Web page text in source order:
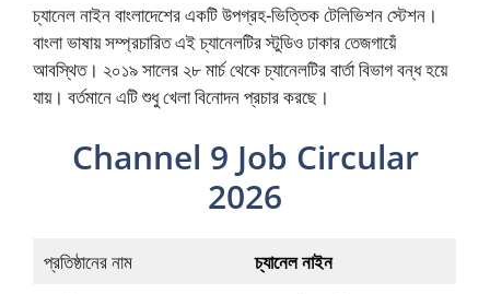
চ্যানেল নাইন বাংলাদেশের একটি উপগ্রহ-ভিত্তিক টেলিভিশন স্টেশন।
বাংলা ভাষায় সম্প্রচারিত এই চ্যানেলটির স্টুডিও ঢাকার তেজগায়েঁ
আবস্থিত। ২০১৯ সালের ২৮ মার্চ থেকে চ্যানেলটির বার্তা বিভাগ বন্ধ হয়ে
যায়। বর্তমানে এটি শুধু খেলা বিনোদন প্রচার করছে।
Channel 9 Job Circular
2026
প্রতিষ্ঠানের নাম
চ্যানেল নাইন